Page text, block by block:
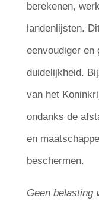
berekenen,
landenlijsten.
eenvoudiger en
duidelijkheid.
van het
ondanks de
en
beschermen.
Geen belasting